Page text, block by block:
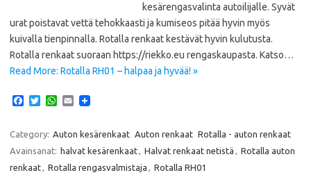
kesärengasvalinta autoilijalle. Syvät
urat poistavat vettä tehokkaasti ja kumiseos pitää hyvin myös
kuivalla tienpinnalla. Rotalla renkaat kestävät hyvin kulutusta.
Rotalla renkaat suoraan https://riekko.eu rengaskaupasta. Katso…
Read More: Rotalla RH01 – halpaa ja hyvää! »
e
b
o
o
T
t
e
r
W
t
s
A
p
E
i
Category: Auton kesärenkaat Auton renkaat Rotalla - auton renkaat
Avainsanat: halvat kesärenkaat Halvat renkaat netistä
Rotalla auton
renkaat
Rotalla rengasvalmistaja Rotalla RH01